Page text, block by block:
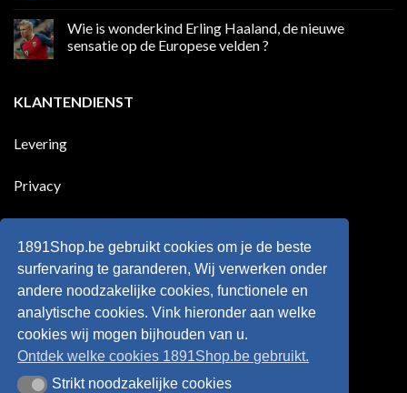
meer
100
land
scoort
op
jaar
nog
eens
tegen
Wie is wonderkind Erling Haaland, de nieuwe
sensatie op de Europese velden ?
Wie
is
Haaland,
Europese
KLANTENDIENST
Levering
Privacy
Retourneren
Algemene voorwaarden
1891Shop.be gebruikt cookies om je de beste
surfervaring te garanderen, Wij verwerken onder
andere noodzakelijke cookies, functionele en
analytische cookies. Vink hieronder aan welke
cookies wij mogen bijhouden van u.
Ontdek welke cookies 1891Shop.be gebruikt.
Strikt noodzakelijke cookies
Strikt noodzakelijke cookies